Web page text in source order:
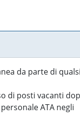
da parte di
di posti vacanti
ATA negli